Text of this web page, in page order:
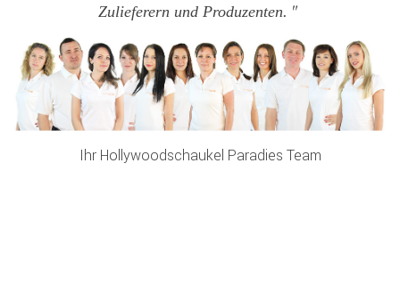
Zulieferern und Produzenten.
Ihr Hollywoodschaukel Paradies Team